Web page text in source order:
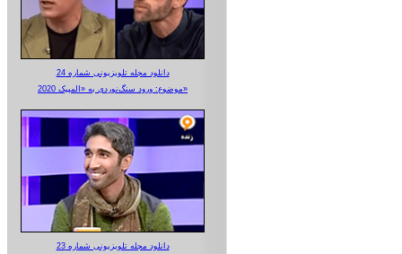
دانلود مجله تلویزیونی شماره 24
موضوع: ورود سنگ‌نوردی به «المپیک 2020»
دانلود مجله تلویزیونی شماره 23